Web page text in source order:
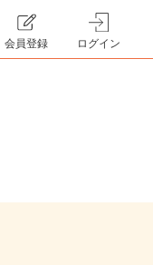
会員登録 ログイン